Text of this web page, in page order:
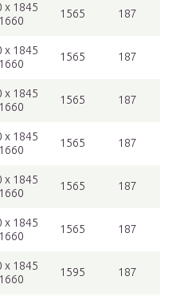
x 1845
1565 187
x 1845
1565 187
x 1845
1565 187
x 1845
1565 187
x 1845
1565 187
x 1845
1565 187
x 1845
1595 187